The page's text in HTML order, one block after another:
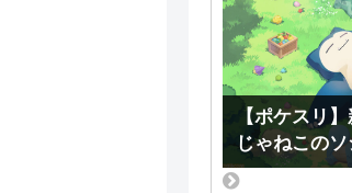
【ポケスリ
じゃねこの